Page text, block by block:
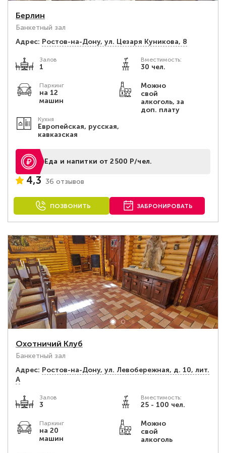
Берлин
Банкетный зал
Адрес: Ростов-на-Дону, ул. Цезаря Куникова, 8
Залов
1
Вместимость:
30 чел.
Паркинг
на 12
машин
Можно
свой
алкоголь, за
доп. плату
Кухня
Европейская, русская,
кавказская
Еда и напитки от 2500 Р/чел.
4,3 36 отзывов
ПОЗВОНИТЬ ЗАБРОНИРОВАТЬ
Охотничий Клуб
Банкетный зал
Адрес: Ростов-на-Дону, ул. Левобережная, д. 10, лит.
А
Залов
3
Вместимость:
25 - 100 чел.
Паркинг
на 20
машин
Можно
свой
алкоголь